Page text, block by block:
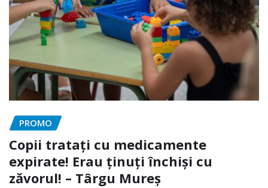
PROMO
Copii tratați cu medicamente
expirate! Erau ținuți închiși cu
zăvorul! – Târgu Mureș